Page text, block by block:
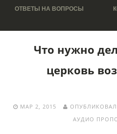
ОТВЕТЫ НА ВОПРОСЫ
Что нужно
церковь
МАР 2, 2015
АУДИО